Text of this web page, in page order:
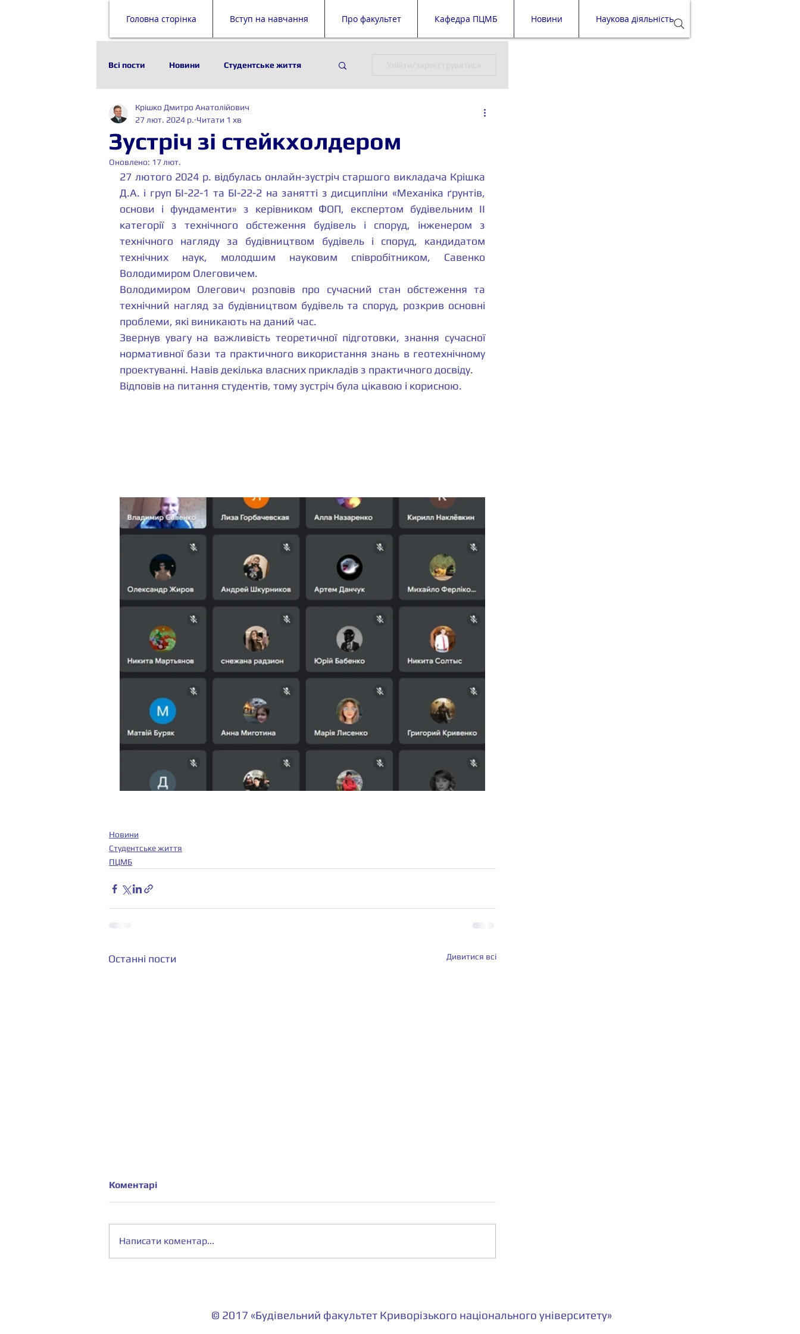
Головна сторінка Вступ на навчання Про факультет Кафедра ПЦМБ Новини Наукова діяльність
Всі пости Новини Студентське життя
Наука Історія Технології
Стейкхолдери
Зустріч зі стейкхолдером
Крішко Дмитро Анатолійович
27 лют. 2024 р. Читати 1 хв
Оновлено: 17 лют.
27 лютого 2024 р. відбулась онлайн-зустріч старшого викладача Крішка
Д.А. і груп БІ-22-1 та БІ-22-2 на занятті з дисципліни «Механіка ґрунтів,
основи і фундаменти» з керівником ФОП, експертом будівельним ІІ
категорії з технічного обстеження будівель і споруд, інженером з
технічного нагляду за будівництвом будівель і споруд, кандидатом
технічних наук, молодшим науковим співробітником, Савенко
Володимиром Олеговичем.
Володимиром Олегович розповів про сучасний стан обстеження та
технічний нагляд за будівництвом будівель та споруд, розкрив основні
проблеми, які виникають на даний час.
Звернув увагу на важливість теоретичної підготовки, знання сучасної
нормативної бази та практичного використання знань в геотехнічному
проектуванні. Навів декілька власних прикладів з практичного досвіду.
Відповів на питання студентів, тому зустріч була цікавою і корисною.
Новини
Студентське життя
ПЦМБ
Останні пости Дивитися всі
програмне забезпечення!
Коментарі
Написати коментар...
© 2017 «Будівельний факультет Криворізького національного університету»